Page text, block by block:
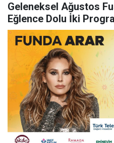
Geleneksel Ağustos
Eğlence Dolu İki